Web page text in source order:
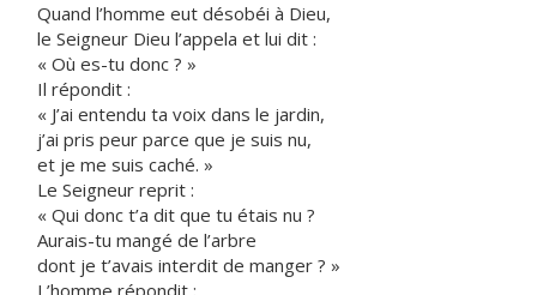
Quand l’homme eut désobéi à Dieu,
le Seigneur Dieu l’appela et lui dit :
« Où es-tu donc ? »
Il répondit :
« J’ai entendu ta voix dans le jardin,
j’ai pris peur parce que je suis nu,
et je me suis caché. »
Le Seigneur reprit :
« Qui donc t’a dit que tu étais nu ?
Aurais-tu mangé de l’arbre
dont je t’avais interdit de manger ? »
L’homme répondit :